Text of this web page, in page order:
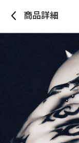
商品詳細